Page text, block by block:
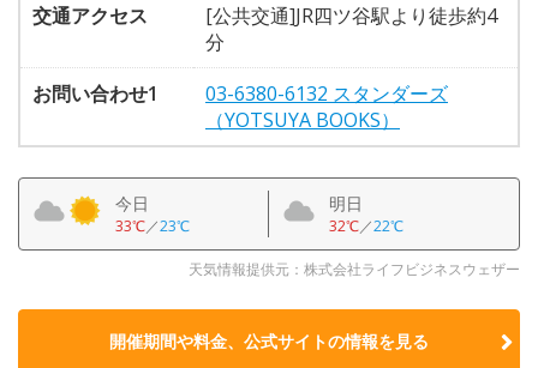
交通アクセス
[公共交通]JR四ツ谷駅より徒歩約4
分
お問い合わせ1
03-6380-6132 スタンダーズ
（YOTSUYA BOOKS）
今日
33℃／23℃
明日
32℃／22℃
天気情報提供元：株式会社ライフビジネスウェザー
開催期間や料金、公式サイトの情報を見る